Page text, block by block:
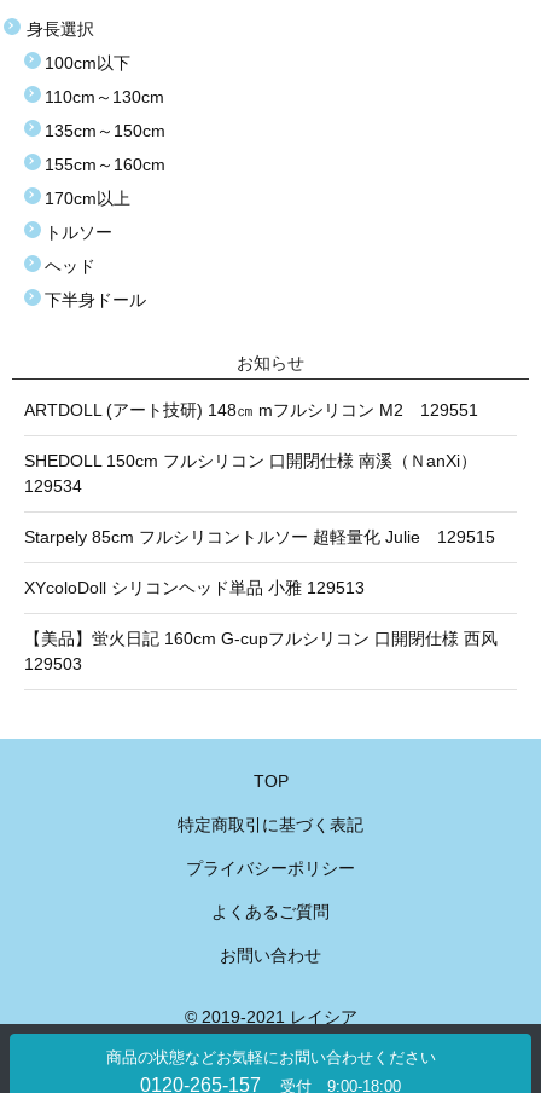
身長選択
100cm以下
110cm～130cm
135cm～150cm
155cm～160cm
170cm以上
トルソー
ヘッド
下半身ドール
お知らせ
ARTDOLL (アート技研) 148㎝ mフルシリコン M2 129551
SHEDOLL 150cm フルシリコン 口開閉仕様 南溪（ＮanXi）
129534
Starpely 85cm フルシリコントルソー 超軽量化 Julie 129515
XYcoloDoll シリコンヘッド単品 小雅 129513
【美品】蛍火日記 160cm G-cupフルシリコン 口開閉仕様 西风
129503
TOP
特定商取引に基づく表記
プライバシーポリシー
よくあるご質問
お問い合わせ
© 2019-2021 レイシア
商品の状態などお気軽にお問い合わせください
0120-265-157 受付 9:00-18:00